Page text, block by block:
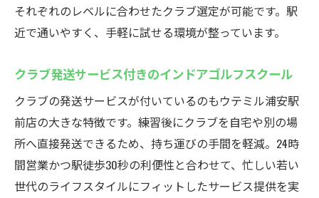
それぞれのレベルに合わせたクラブ選定が可能です。駅
近で通いやすく、手軽に試せる環境が整っています。
クラブ発送サービス付きのインドアゴルフスクール
クラブの発送サービスが付いているのもウテミル浦安駅
前店の大きな特徴です。練習後にクラブを自宅や別の場
所へ直接発送できるため、持ち運びの手間を軽減。24時
間営業かつ駅徒歩30秒の利便性と合わせて、忙しい若い
世代のライフスタイルにフィットしたサービス提供を実